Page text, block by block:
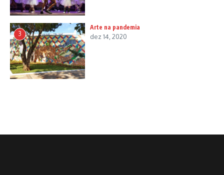
3
Arte na pandemia
dez 14, 2020